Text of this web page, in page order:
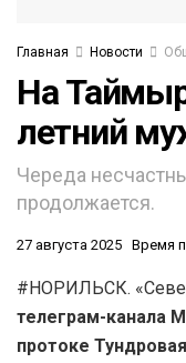
Главная Новости
На
летний
Череда
продолжается.
27 августа 2025 Время
#НОРИЛЬСК.
телеграм-канала
протоке